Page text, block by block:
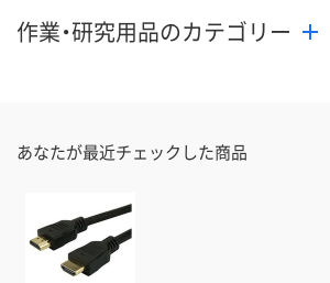
作業・研究用品のカテゴリー
あなたが最近チェックした商品